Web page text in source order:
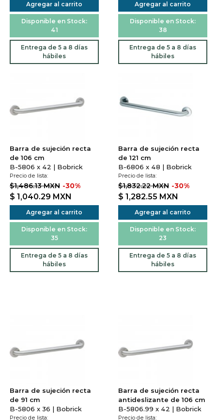
Agregar al carrito
Disponible en Stock:
41
Entrega de 5 a 8 días
hábiles
Agregar al carrito
Disponible en Stock:
38
Entrega de 5 a 8 días
hábiles
Barra de sujeción recta
de 106 cm
B-5806 x 42 | Bobrick
Precio de lista:
$1,486.13 MXN -30%
$ 1,040.29 MXN
Agregar al carrito
Disponible en Stock:
35
Entrega de 5 a 8 días
hábiles
Barra de sujeción recta
de 121 cm
B-6806 x 48 | Bobrick
Precio de lista:
$1,832.22 MXN -30%
$ 1,282.55 MXN
Agregar al carrito
Disponible en Stock:
23
Entrega de 5 a 8 días
hábiles
Barra de sujeción recta
de 91 cm
B-5806 x 36 | Bobrick
Precio de lista:
Barra de sujeción recta
antideslizante de 106 cm
B-5806.99 x 42 | Bobrick
Precio de lista: